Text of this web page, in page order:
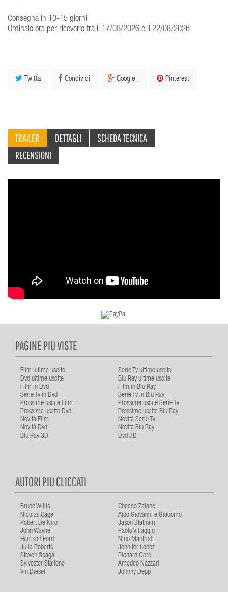
Consegna in 10-15 giorni
Ordinalo ora per riceverlo tra il 17/08/2026 e il 22/08/2026
Twitta Condividi Google+ Pinterest
TRAILER DETTAGLI
SCHEDA TECNICA
RECENSIONI
PAGINE PIU VISTE
Film ultime uscite
Serie Tv ultime uscite
Dvd ultime uscite
Blu Ray ultime uscite
Film in Dvd
Film in Blu Ray
Serie Tv in Dvd
Serie Tv in Blu Ray
Prossime uscite Film
Prossime uscite Serie Tv
Prossime uscite Dvd
Prossime uscite Blu Ray
Novità Film
Novità Serie Tv
Novità Dvd
Novità Blu Ray
Blu Ray 3D
Dvd 3D
AUTORI PIU CLICCATI
Bruce Willis
Checco Zalone
Nicolas Cage
Aldo Giovanni e Giacomo
Robert De Niro
Jason Statham
John Wayne
Paolo Villaggio
Harrison Ford
Nino Manfredi
Julia Roberts
Jennifer Lopez
Steven Seagal
Richard Gere
Sylvester Stallone
Amedeo Nazzari
Vin Diesel
Johnny Depp